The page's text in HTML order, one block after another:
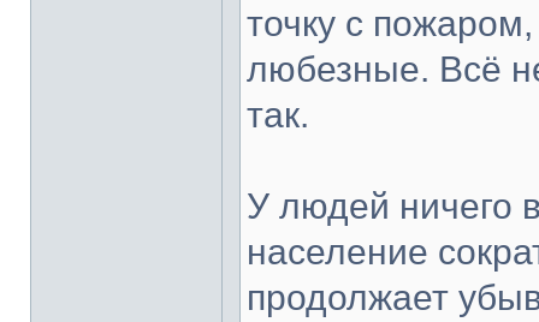
точку с
любезные. Всё
так.
У людей ничего
население
продолжает